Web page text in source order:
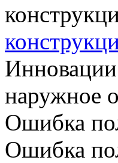
наружное
Ошибка
Ошибка